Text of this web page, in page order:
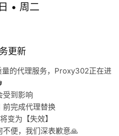
• 周二
更新
量的代理服务，Proxy302正在进
受到影响
前完成代理替换
变为【失效】
便，我们深表歉意🙏